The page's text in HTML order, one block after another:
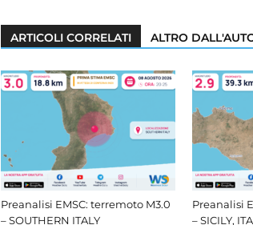
ARTICOLI CORRELATI ALTRO
Preanalisi EMSC: terremoto M3.0
– SOUTHERN ITALY
Preanalisi
– SICILY,